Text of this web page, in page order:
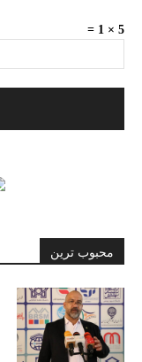
5 × 1 =
محبوب ترین